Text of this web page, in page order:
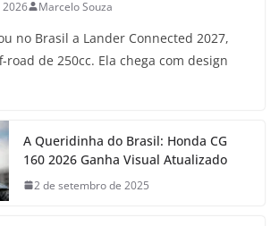
2026 Marcelo Souza
no Brasil a Lander Connected 2027,
de 250cc. Ela chega com design
A Queridinha do Brasil: Honda CG
160 2026 Ganha Visual Atualizado
2 de setembro de 2025